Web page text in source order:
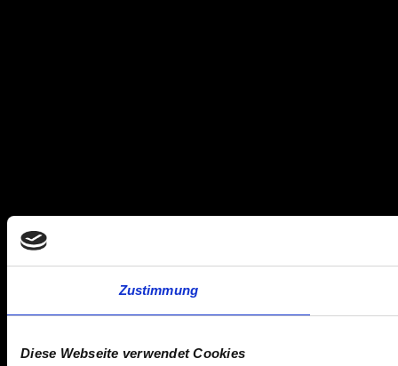
Zustimmung
Diese Webseite verwendet Cookies